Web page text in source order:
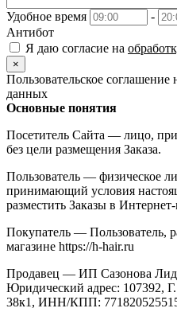
Удобное время
-
Антибот
Я даю согласие на
×
Пользовательское
данных
Основные понятия
Посетитель Сайта — лицо,
без цели размещения Заказа.
Пользователь — физическое
принимающий условия
разместить Заказы в
Покупатель — Пользователь,
магазине https://h-hair.ru
Продавец — ИП Сазонова
Юридический адрес: 107392,
38к1, ИНН/КПП: